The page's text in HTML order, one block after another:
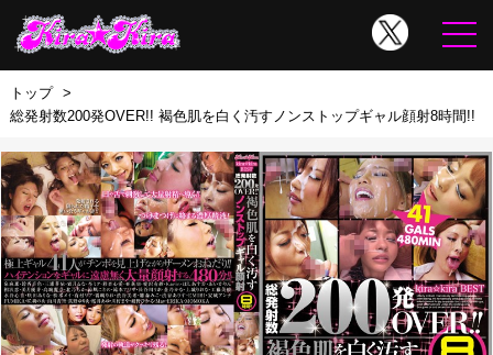
トップ
総発射数200発OVER!! 褐色肌を白く汚すノンストップギャル顔射8時間!!